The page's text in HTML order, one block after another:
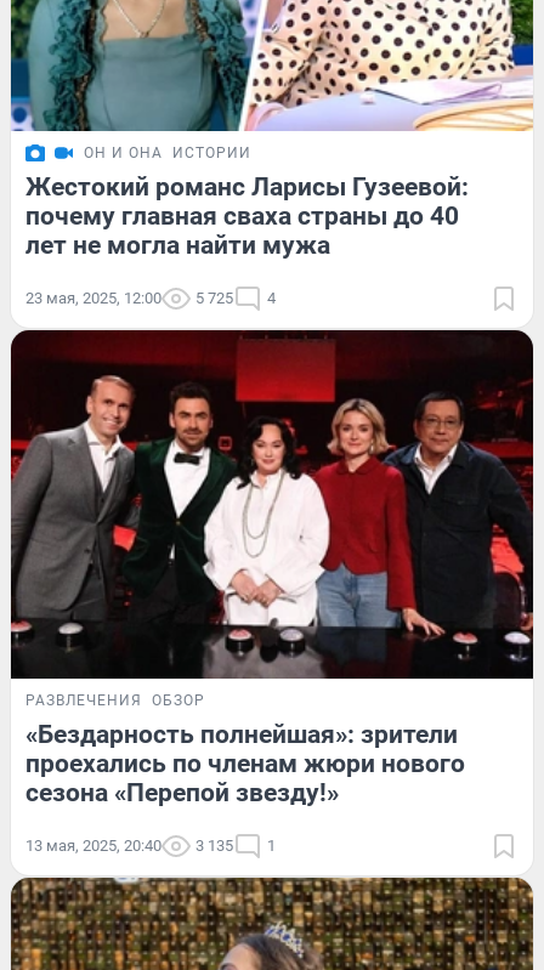
ОН И ОНА ИСТОРИИ
Жестокий романс Ларисы Гузеевой:
почему главная сваха страны до 40
лет не могла найти мужа
23 мая, 2025, 12:00 5 725 4
РАЗВЛЕЧЕНИЯ ОБЗОР
«Бездарность полнейшая»: зрители
проехались по членам жюри нового
сезона «Перепой звезду!»
13 мая, 2025, 20:40 3 135 1